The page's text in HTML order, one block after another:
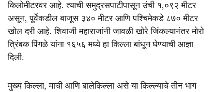
r
e
किलोमीटरवर आहे. त्याची समुद्रसपाटीपासून उंची १,०९२ मीटर
असून, पूर्वेकडील बाजूस ३४० मीटर आणि पश्चिमेकडे ८७० मीटर
खोल दरी आहे. शिवाजी महाराजांनी जावळी खोरे जिंकल्यानंतर मोरो
त्रिंबक पिंगळे यांना १६५६ मध्ये हा किल्ला बांधून घेण्याची आज्ञा
दिली.
मुख्य किल्ला, माची आणि बालेकिल्ला असे या किल्ल्याचे तीन भाग